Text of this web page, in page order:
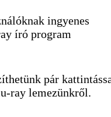
ingyenes
író program
pár
ray lemezünkről.